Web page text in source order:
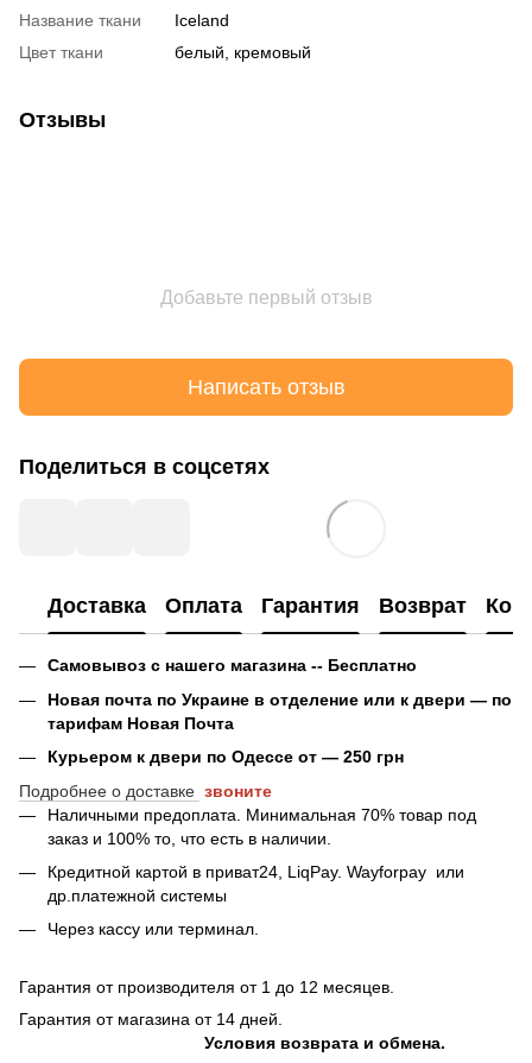
Название ткани
Iceland
Цвет ткани
белый, кремовый
Отзывы
Добавьте первый отзыв
Написать отзыв
Поделиться в соцсетях
Доставка Оплата Гарантия Возврат
Самовывоз с нашего магазина -- Бесплатно
Новая почта по Украине в отделение или к двери — по
тарифам Новая Почта
Курьером к двери по Одессе от — 250 грн
Подробнее о доставке звоните
Наличными предоплата. Минимальная 70% товар под
заказ и 100% то, что есть в наличии.
Кредитной картой в приват24, LiqPay. Wayforpay или
др.платежной системы
Через кассу или терминал.
Гарантия от производителя от 1 до 12 месяцев.
Гарантия от магазина от 14 дней.
Условия возврата и обмена.